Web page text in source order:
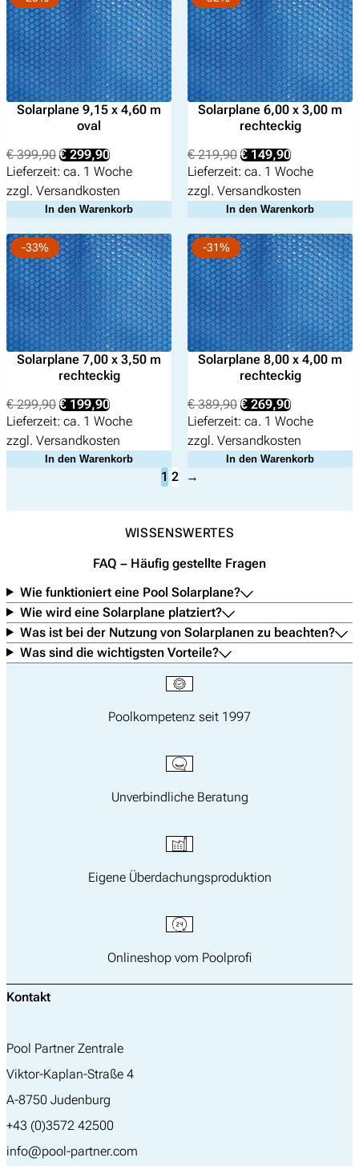
Solarplane 9,15 x 4,60 m
oval
€399,90 Ursprünglicher
Preis
war:
€ 399,90
€ 299,90Aktueller
Preis
ist:
€ 299,90.
Lieferzeit: ca. 1 Woche
zzgl. Versandkosten
In den Warenkorb
Solarplane 6,00 x 3,00 m
rechteckig
€219,90 Ursprünglicher
Preis
war:
€ 219,90
€ 149,90Aktueller
Preis
ist:
€ 149,90.
Lieferzeit: ca. 1 Woche
zzgl. Versandkosten
In den Warenkorb
-33%
Solarplane 7,00 x 3,50 m
rechteckig
€299,90 Ursprünglicher
Preis
war:
€ 299,90
€ 199,90Aktueller
Preis
ist:
€ 199,90.
Lieferzeit: ca. 1 Woche
zzgl. Versandkosten
In den Warenkorb
-31%
Solarplane 8,00 x 4,00 m
rechteckig
€389,90 Ursprünglicher
Preis
war:
€ 389,90
€ 269,90Aktueller
Preis
ist:
€ 269,90.
Lieferzeit: ca. 1 Woche
zzgl. Versandkosten
In den Warenkorb
1 2 →
WISSENSWERTES
FAQ – Häufig gestellte Fragen
Wie funktioniert eine Pool Solarplane?
Wie wird eine Solarplane platziert?
Was ist bei der Nutzung von Solarplanen zu beachten?
Was sind die wichtigsten Vorteile?
Poolkompetenz seit 1997
Unverbindliche Beratung
Eigene Überdachungsproduktion
Onlineshop vom Poolprofi
Kontakt
Pool Partner Zentrale
Viktor-Kaplan-Straße 4
A-8750 Judenburg
+43 (0)3572 42500
info@pool-partner.com
Suchen
nach: